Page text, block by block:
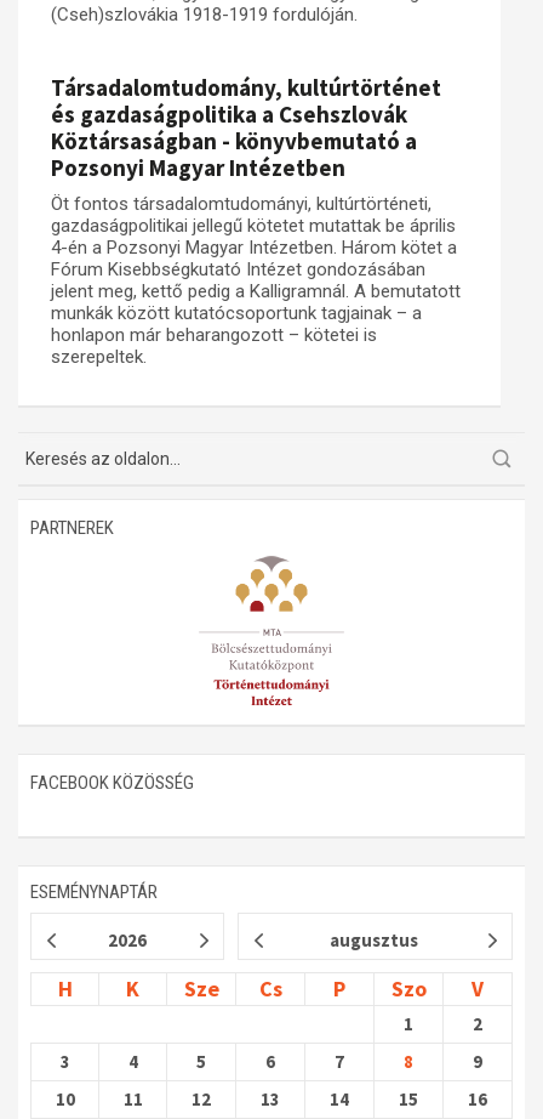
(Cseh)szlovákia 1918-1919 fordulóján.
Társadalomtudomány, kultúrtörténet
és gazdaságpolitika a Csehszlovák
Köztársaságban - könyvbemutató a
Pozsonyi Magyar Intézetben
Öt fontos társadalomtudományi, kultúrtörténeti,
gazdaságpolitikai jellegű kötetet mutattak be április
4-én a Pozsonyi Magyar Intézetben. Három kötet a
Fórum Kisebbségkutató Intézet gondozásában
jelent meg, kettő pedig a Kalligramnál. A bemutatott
munkák között kutatócsoportunk tagjainak – a
honlapon már beharangozott – kötetei is
szerepeltek.
PARTNEREK
FACEBOOK KÖZÖSSÉG
ESEMÉNYNAPTÁR
2026 augusztus
H K Sze Cs P Szo V
1
2
3
4 5 6 7 8
9
10
11 12 13 14 15 16